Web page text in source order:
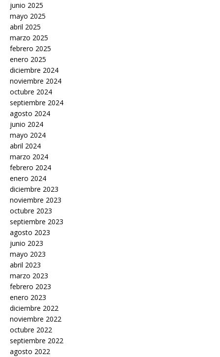
junio 2025
mayo 2025
abril 2025
marzo 2025
febrero 2025
enero 2025
diciembre 2024
noviembre 2024
octubre 2024
septiembre 2024
agosto 2024
junio 2024
mayo 2024
abril 2024
marzo 2024
febrero 2024
enero 2024
diciembre 2023
noviembre 2023
octubre 2023
septiembre 2023
agosto 2023
junio 2023
mayo 2023
abril 2023
marzo 2023
febrero 2023
enero 2023
diciembre 2022
noviembre 2022
octubre 2022
septiembre 2022
agosto 2022